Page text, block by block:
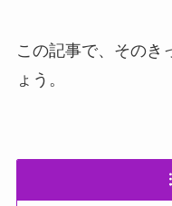
この記事で、そのき
ょう。